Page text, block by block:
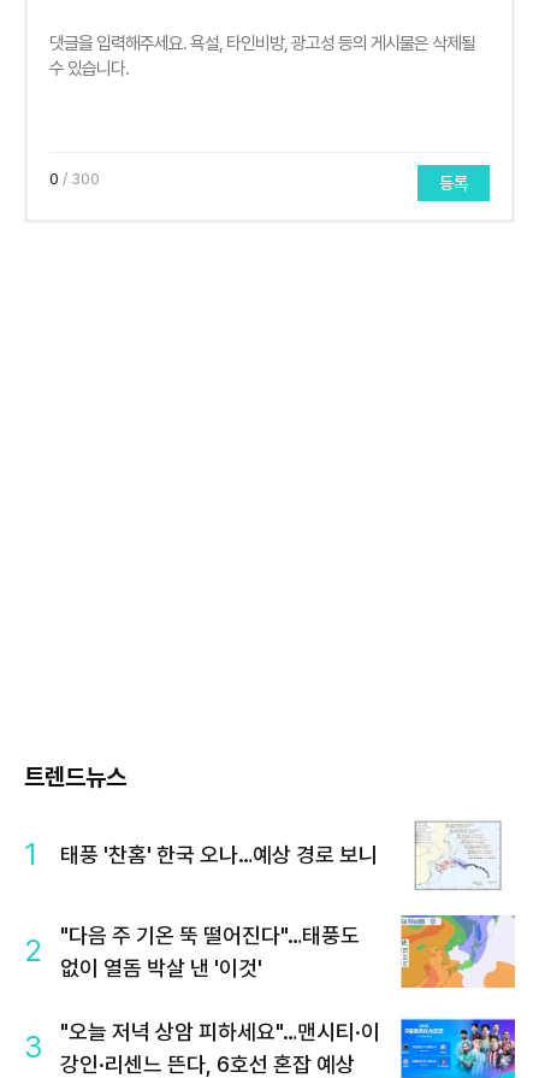
0 / 300 등록
트렌드뉴스
1 태풍 '찬홈' 한국 오나…예상 경로 보니
2
"다음 주 기온 뚝 떨어진다"…태풍도
없이 열돔 박살 낸 '이것'
3
"오늘 저녁 상암 피하세요"…맨시티·이
강인·리센느 뜬다, 6호선 혼잡 예상